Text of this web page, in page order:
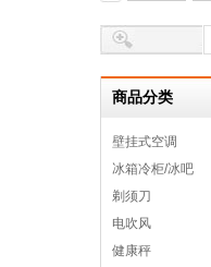
商品分类
壁挂式空调
冰箱冷柜/冰吧
剃须刀
电吹风
健康秤